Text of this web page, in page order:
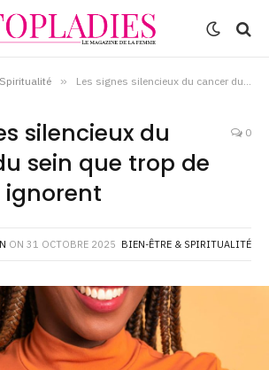
» Les signes silencieux du cancer du sein que trop de femmes ignorent
silencieux du
sein que trop de
0
ON 31 OCTOBRE 2025 BIEN-ÊTRE & SPIRITUALITÉ